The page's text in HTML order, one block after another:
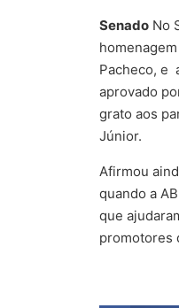
Senado No
Pacheco, e
aprovado
grato aos
Júnior.
Afirmou
quando a
que
promotores